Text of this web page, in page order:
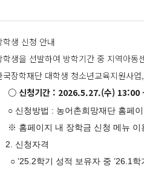
학생 신청 안내
학생을 선발하여 방학기간 중 지역아동
국장학재단 대학생 청소년교육지원사
신청기간 : 2026.5.27.(수)
청방법 : 농어촌희망재단 홈페이
페이지 내 장학금 신청 메뉴 이
신청자격
학기 성적 보유자 중 ’26.1학